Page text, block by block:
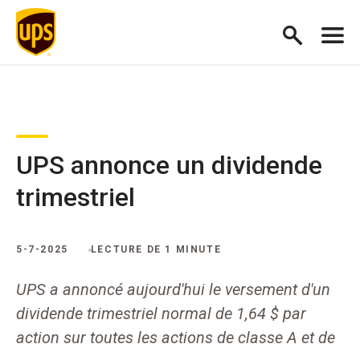
UPS annonce un dividende
trimestriel
5-7-2025 LECTURE DE 1 MINUTE
UPS a annoncé aujourd'hui le versement d'un
dividende trimestriel normal de 1,64 $ par
action sur toutes les actions de classe A et de